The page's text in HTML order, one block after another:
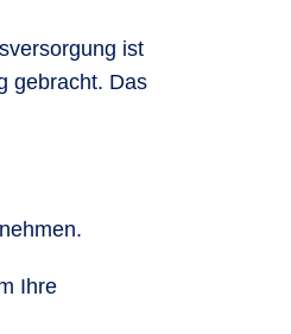
ist
gebracht. Das
Ihre